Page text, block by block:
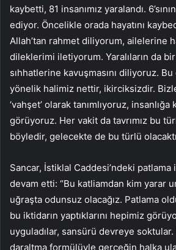
kaybetti, 81 insanımız yaralandı.
ediyor. Öncelikle orada hayatını
Allah’tan rahmet diliyorum, ailelerine
dileklerimi iletiyorum. Yaralıların da
sıhhatlerine kavuşmasını diliyoruz.
yönelik halimiz nettir, ikirciksizdir.
‘vahşet’ olarak tanımlıyoruz,
görüyoruz. Her vakit da tavrımız bu
böyledir, gelecekte de bu türlü
Sancar, İstiklal Caddesi’ndeki
devam etti: “Bu katliamdan kim yarar
uğraşta odunsuz olacağız. Patlama
bu iktidarın yaptıklarını hepimiz
uyguladılar, sansürü devreye
daraltma formülüyle gerçeğin halka